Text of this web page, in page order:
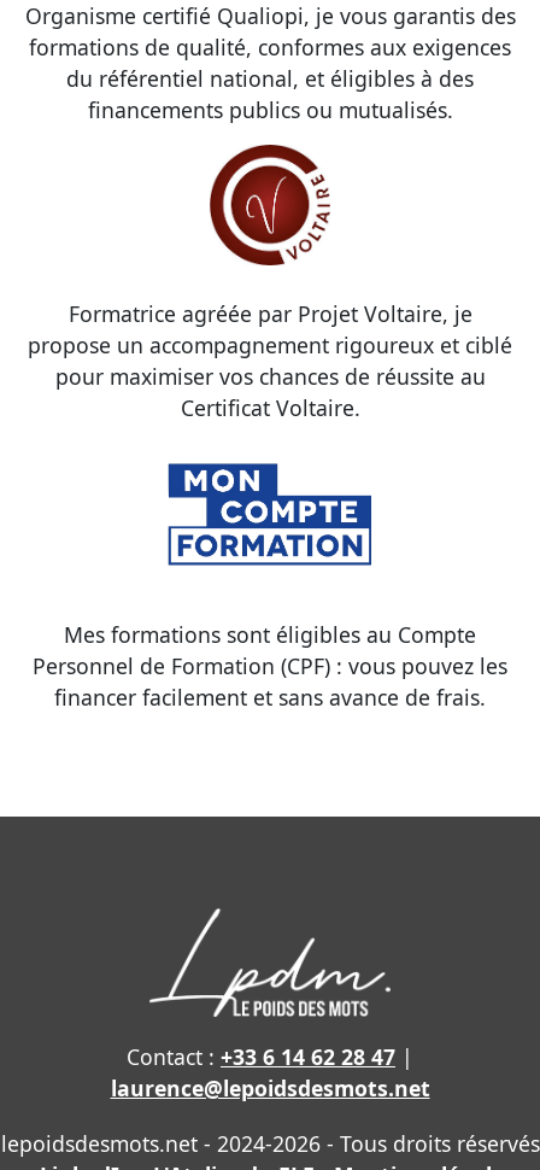
Organisme certifié Qualiopi, je vous garantis des
formations de qualité, conformes aux exigences
du référentiel national, et éligibles à des
financements publics ou mutualisés.
Formatrice agréée par Projet Voltaire, je
propose un accompagnement rigoureux et ciblé
pour maximiser vos chances de réussite au
Certificat Voltaire.
Mes formations sont éligibles au Compte
Personnel de Formation (CPF) : vous pouvez les
financer facilement et sans avance de frais.
Contact : +33 6 14 62 28 47 |
laurence@lepoidsdesmots.net
lepoidsdesmots.net - 2024-2026 - Tous droits réservés